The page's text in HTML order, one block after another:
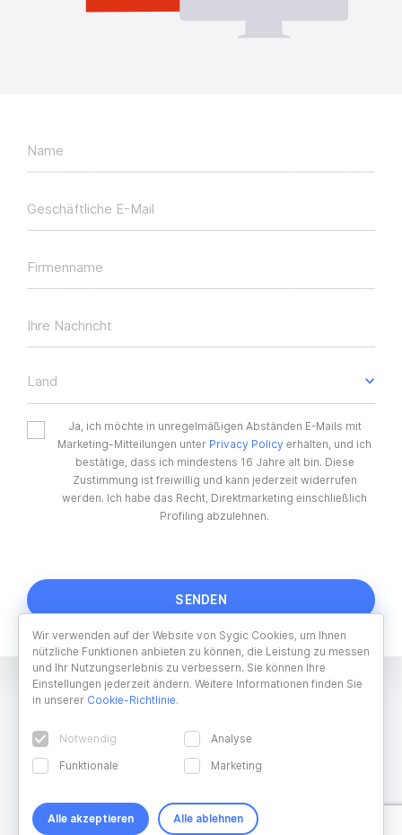
Name
Geschäftliche E-Mail
Firmenname
Ihre Nachricht
Land
Ja, ich möchte in unregelmäßigen Abständen E-Mails mit
Marketing-Mitteilungen unter Privacy Policy erhalten, und ich
bestätige, dass ich mindestens 16 Jahre alt bin. Diese
Zustimmung ist freiwillig und kann jederzeit widerrufen
werden. Ich habe das Recht, Direktmarketing einschließlich
Profiling abzulehnen.
Copyright © 2026 Sygic. All right reserved. Developed by
Wir verwenden auf der Website von Sygic Cookies, um Ihnen
nützliche Funktionen anbieten zu können, die Leistung zu messen
und Ihr Nutzungserlebnis zu verbessern. Sie können Ihre
Einstellungen jederzeit ändern. Weitere Informationen finden Sie
in unserer Cookie-Richtlinie.
Notwendig
Analyse
Funktionale
Marketing
Alle akzeptieren Alle ablehnen